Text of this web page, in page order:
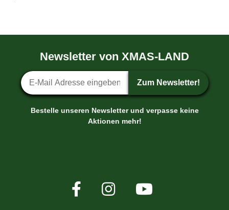
Newsletter von XMAS-LAND
Newsletter-Anmeldung
Zum Newsletter!
Bestelle unseren Newsletter und verpasse keine
Aktionen mehr!